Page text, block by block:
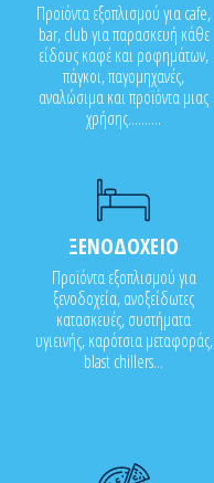
Προϊόντα εξοπλισμού για cafe,
bar, club για παρασκευή κάθε
είδους καφέ και ροφημάτων,
πάγκοι, παγομηχανές,
αναλώσιμα και προϊόντα μιας
χρήσης..........
ΞΕΝΟΔΟΧΕΙΟ
Προϊόντα εξοπλισμού για
ξενοδοχεία, ανοξείδωτες
κατασκευές, συστήματα
υγιεινής, καρότσια μεταφοράς,
blast chillers...